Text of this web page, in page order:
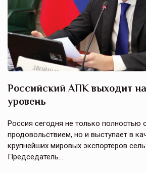
Российский АПК выходит
уровень
Россия сегодня не только полностью
продовольствием, но и выступает в
крупнейших мировых экспортеров
Председатель…